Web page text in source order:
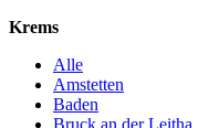
Krems
Alle
Amstetten
Baden
Bruck an der Leitha